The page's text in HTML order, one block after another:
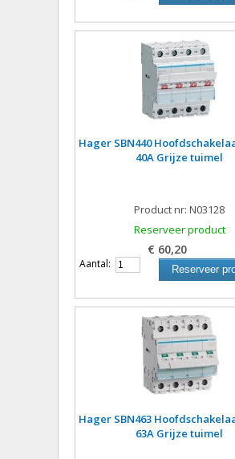
Hager SBN440
40A Grijze tuimel
Product nr: N03128
Reserveer product
€ 60,20
Aantal: Reserveer
Hager SBN463
63A Grijze tuimel